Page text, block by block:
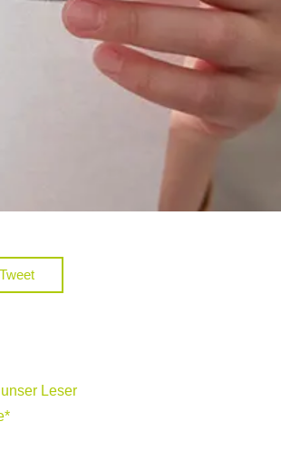
Tweet
Leser